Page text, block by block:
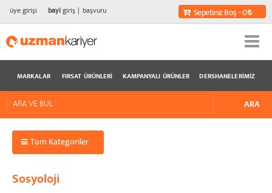
üye girişi bayigiriş başvuru Sepetiniz Boş - 0
MARKALAR FIRSAT ÜRÜNLERI KAMPANYALI ÜRÜNLER DERSHANELERIMIZ
Tüm Kategoriler
Sosyoloji